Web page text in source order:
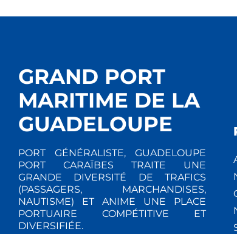
GRAND PORT
MARITIME DE LA
GUADELOUPE
PORT GÉNÉRALISTE, GUADELOUPE
PORT CARAÏBES TRAITE UNE
GRANDE DIVERSITÉ DE TRAFICS
(PASSAGERS, MARCHANDISES,
NAUTISME) ET ANIME UNE PLACE
PORTUAIRE COMPÉTITIVE ET
DIVERSIFIÉE.